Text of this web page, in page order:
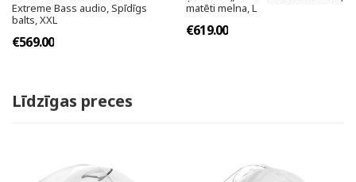
Extreme Bass audio, Spīdīgs
balts, XXL
€569.00
matēti melna, L
€619.00
Līdzīgas preces